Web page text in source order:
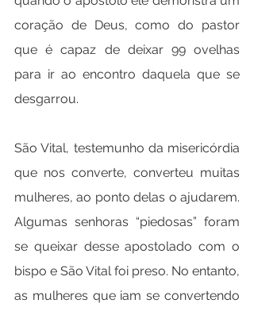
coração de Deus, como do pastor
que é capaz de deixar 99 ovelhas
para ir ao encontro daquela que se
desgarrou.
São Vital, testemunho da misericórdia
que nos converte, converteu muitas
mulheres, ao ponto delas o ajudarem.
Algumas senhoras “piedosas” foram
se queixar desse apostolado com o
bispo e São Vital foi preso. No entanto,
as mulheres que iam se convertendo